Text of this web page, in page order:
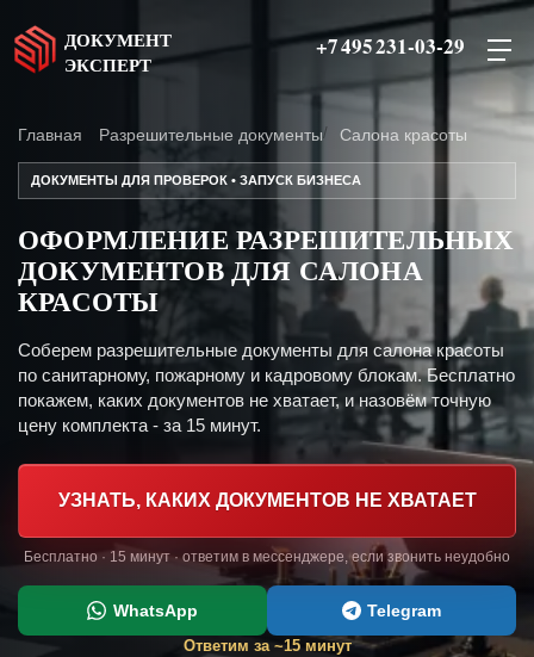
ДОКУМЕНТ
ЭКСПЕРТ
+7 495 231-03-29
Главная Разрешительные документы Салона красоты
ДОКУМЕНТЫ ДЛЯ ПРОВЕРОК • ЗАПУСК БИЗНЕСА
ОФОРМЛЕНИЕ РАЗРЕШИТЕЛЬНЫХ
ДОКУМЕНТОВ ДЛЯ САЛОНА
КРАСОТЫ
Соберем разрешительные документы для салона красоты
по санитарному, пожарному и кадровому блокам. Бесплатно
покажем, каких документов не хватает, и назовём точную
цену комплекта - за 15 минут.
УЗНАТЬ, КАКИХ ДОКУМЕНТОВ НЕ ХВАТАЕТ
Бесплатно · 15 минут · ответим в мессенджере, если звонить неудобно
WhatsApp Telegram
Ответим за ~15 минут